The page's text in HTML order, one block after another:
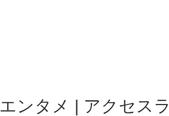
エンタメ | アクセスラ